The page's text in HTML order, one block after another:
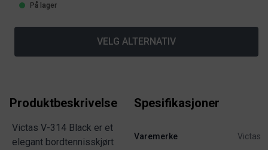
På lager
VELG ALTERNATIV
Produktbeskrivelse
Victas V-314 Black er et
elegant bordtennisskjørt
Spesifikasjoner
Varemerke Victas